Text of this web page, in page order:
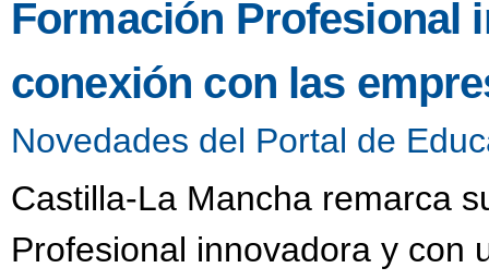
Formación Profesional
conexión con las
Novedades del Portal de
Castilla-La Mancha remarca
Profesional innovadora y con